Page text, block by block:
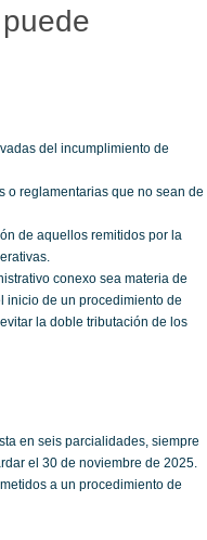
del incumplimiento de
o reglamentarias que no sean de
de aquellos remitidos por la
conexo sea materia de
inicio de un procedimiento de
la doble tributación de los
en seis parcialidades, siempre
el 30 de noviembre de 2025.
a un procedimiento de